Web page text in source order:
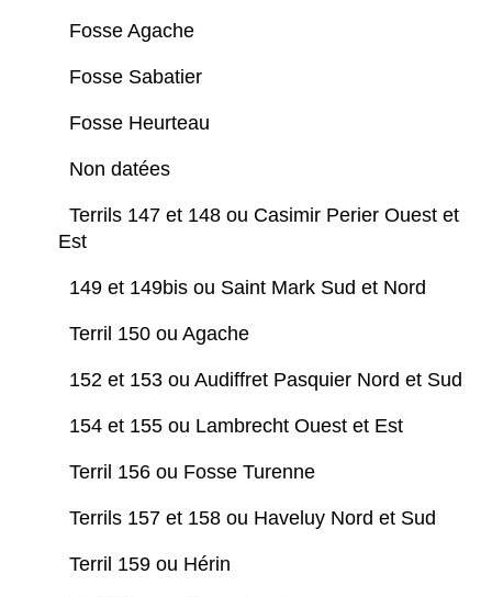
Fosse Agache
Fosse Sabatier
Fosse Heurteau
Non datées
Terrils 147 et 148 ou Casimir Perier Ouest et
Est
149 et 149bis ou Saint Mark Sud et Nord
Terril 150 ou Agache
152 et 153 ou Audiffret Pasquier Nord et Sud
154 et 155 ou Lambrecht Ouest et Est
Terril 156 ou Fosse Turenne
Terrils 157 et 158 ou Haveluy Nord et Sud
Terril 159 ou Hérin